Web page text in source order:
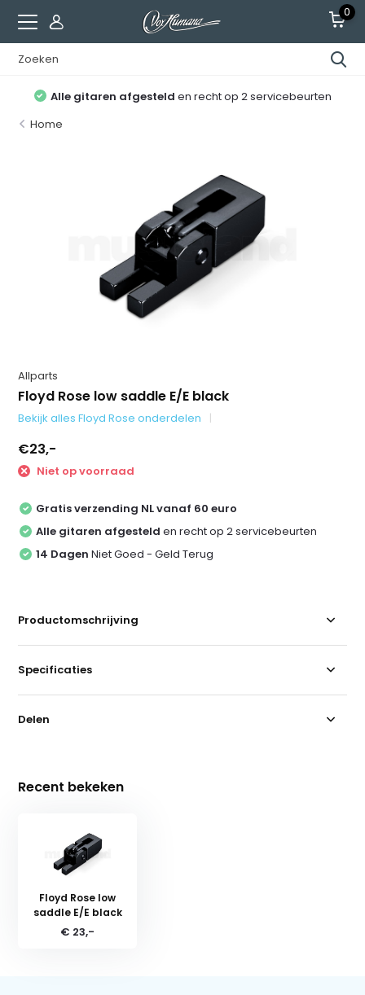
0
Alle gitaren afgesteld en recht op 2 servicebeurten
Home
Allparts
Floyd Rose low saddle E/E black
Bekijk alles Floyd Rose onderdelen
€23,-
Niet op voorraad
Gratis verzending NL vanaf 60 euro
Alle gitaren afgesteld en recht op 2 servicebeurten
14 Dagen Niet Goed - Geld Terug
Productomschrijving
Specificaties
Delen
Recent bekeken
Floyd Rose low
saddle E/E black
€ 23,-